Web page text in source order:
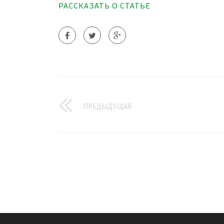
РАССКАЗАТЬ О СТАТЬЕ
ПРЕДЫДУЩАЯ